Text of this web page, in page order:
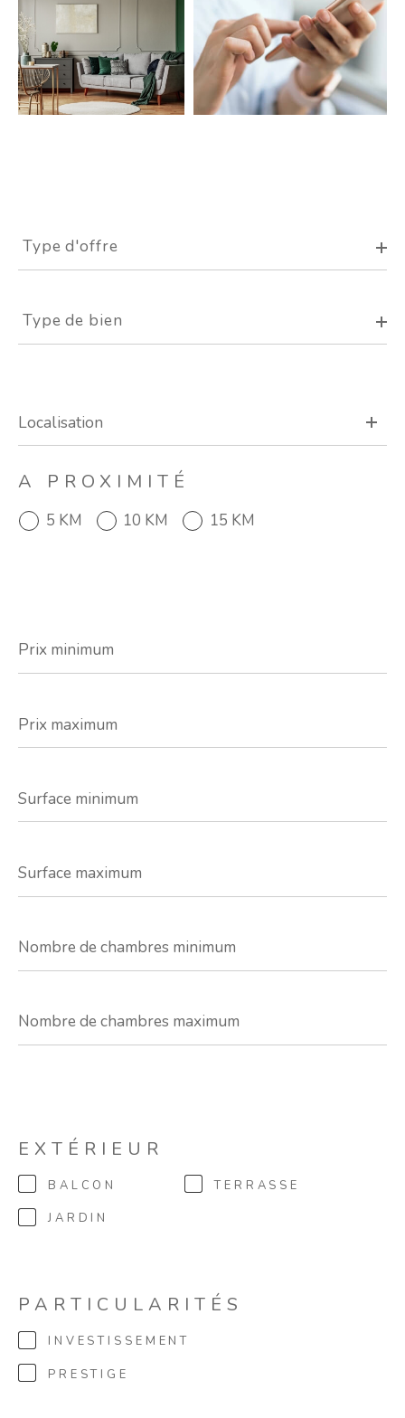
d'offre
Type d'offre
de
bien
Type de bien
A PROXIMITÉ
5 KM 10 KM 15 KM
minimum
maximum
minimum
maximum
de
chambres
minimum
de
chambres
maximum
EXTÉRIEUR
BALCON TERRASSE
JARDIN
PARTICULARITÉS
INVESTISSEMENT
PRESTIGE